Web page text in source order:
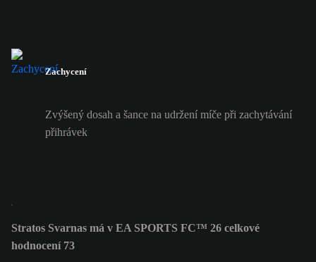
Zachycení
Zvýšený dosah a šance na udržení míče při zachytávání
přihrávek
Stratos Svarnas má v EA SPORTS FC™ 26 celkové
hodnocení 73